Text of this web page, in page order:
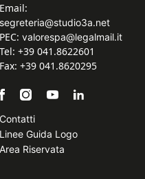
Email:
segreteria@studio3a.net
PEC: valorespa@legalmail.it
Tel: +39 041.8622601
Fax: +39 041.8620295
Contatti
Linee Guida Logo
Area Riservata